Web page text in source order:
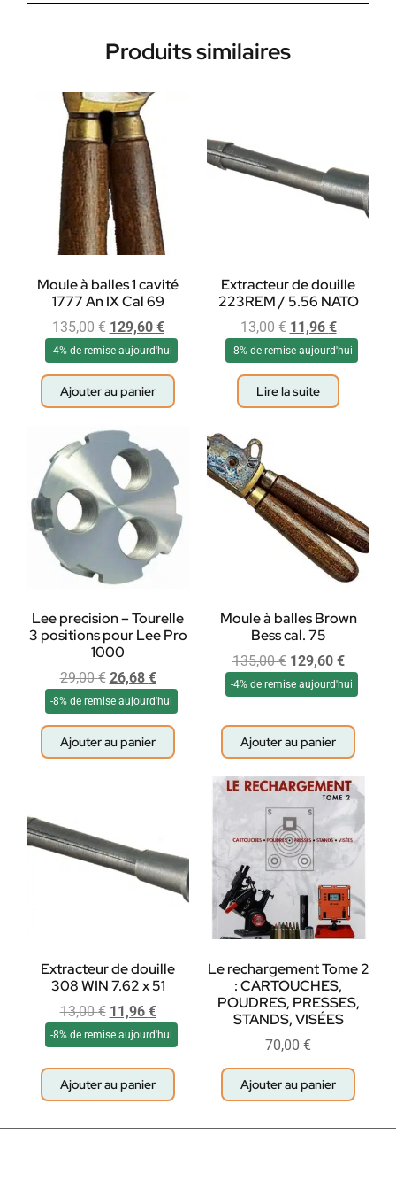
Produits similaires
Moule à balles 1 cavité
1777 An IX Cal 69
135,00€ 129,60 €
-4% de remise aujourd'hui
Ajouter au panier
Extracteur de douille
223REM / 5.56 NATO
13,00€ 11,96 €
-8% de remise aujourd'hui
Lire la suite
Lee precision – Tourelle
3 positions pour Lee Pro
1000
29,00€ 26,68 €
-8% de remise aujourd'hui
Ajouter au panier
Moule à balles Brown
Bess cal. 75
135,00€ 129,60 €
-4% de remise aujourd'hui
Ajouter au panier
Extracteur de douille
308 WIN 7.62 x 51
13,00€ 11,96 €
-8% de remise aujourd'hui
Ajouter au panier
Le rechargement Tome 2
: CARTOUCHES,
POUDRES, PRESSES,
STANDS, VISÉES
70,00 €
Ajouter au panier